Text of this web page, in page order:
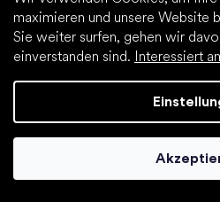
maximieren und unsere Website
Sie weiter surfen, gehen wir
einverstanden sind. Interessiert
Elegante Schuhe
Sockenschuhe
Be Lenka